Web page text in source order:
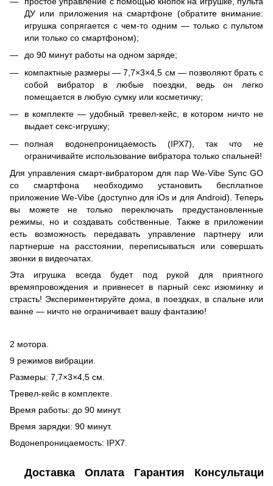
ДУ или приложения на смартфоне (обратите внимание:
игрушка сопрягается с чем-то одним — только с пультом
или только со смартфоном);
до 90 минут работы на одном заряде;
компактные размеры — 7,7×3×4,5 см — позволяют брать с
собой вибратор в любые поездки, ведь он легко
помещается в любую сумку или косметичку;
в комплекте — удобный тревел-кейс, в котором ничто не
выдает секс-игрушку;
полная водонепроницаемость (IPX7), так что не
ограничивайте использование вибратора только спальней!
Для управления смарт-вибратором для пар We-Vibe Sync GO
со смартфона необходимо установить бесплатное
приложение We-Vibe (доступно для iOs и для Android). Теперь
вы можете не только переключать предустановленные
режимы, но и создавать собственные. Также в приложении
есть возможность передавать управление партнеру или
партнерше на расстоянии, переписываться или совершать
звонки в видеочатах.
Эта игрушка всегда будет под рукой для приятного
времяпровождения и привнесет в парный секс изюминку и
страсть! Экспериментируйте дома, в поездках, в спальне или
ванне — ничто не ограничивает вашу фантазию!
2 мотора.
9 режимов вибрации.
Размеры: 7,7×3×4,5 см.
Тревел-кейс в комплекте.
Время работы: до 90 минут.
Время зарядки: 90 минут.
Водонепроницаемость: IPX7.
Доставка Оплата Гарантия Консультация